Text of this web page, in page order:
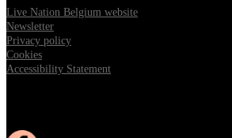
Live Nation Belgium website
Newsletter
Privacy policy
Cookies
Accessibility Statement